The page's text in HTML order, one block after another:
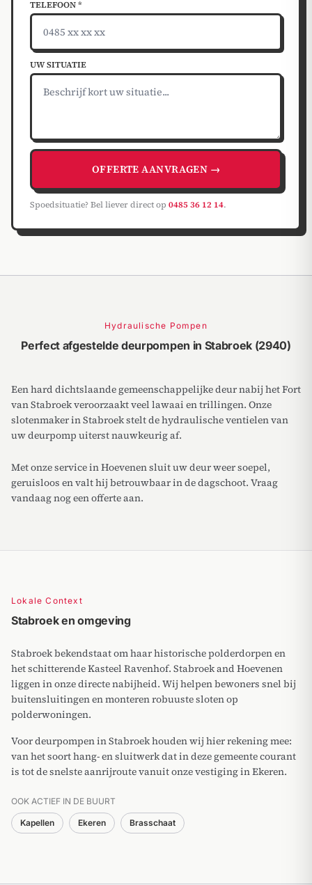
TELEFOON *
UW SITUATIE
OFFERTE AANVRAGEN →
Spoedsituatie? Bel liever direct op 0485 36 12 14.
Hydraulische Pompen
Perfect afgestelde deurpompen in Stabroek (2940)
Een hard dichtslaande gemeenschappelijke deur nabij het Fort
van Stabroek veroorzaakt veel lawaai en trillingen. Onze
slotenmaker in Stabroek stelt de hydraulische ventielen van
uw deurpomp uiterst nauwkeurig af.
Met onze service in Hoevenen sluit uw deur weer soepel,
geruisloos en valt hij betrouwbaar in de dagschoot. Vraag
vandaag nog een offerte aan.
Lokale Context
Stabroek en omgeving
Stabroek bekendstaat om haar historische polderdorpen en
het schitterende Kasteel Ravenhof. Stabroek and Hoevenen
liggen in onze directe nabijheid. Wij helpen bewoners snel bij
buitensluitingen en monteren robuuste sloten op
polderwoningen.
Voor deurpompen in Stabroek houden wij hier rekening mee:
van het soort hang- en sluitwerk dat in deze gemeente courant
is tot de snelste aanrijroute vanuit onze vestiging in Ekeren.
OOK ACTIEF IN DE BUURT
Kapellen Ekeren Brasschaat